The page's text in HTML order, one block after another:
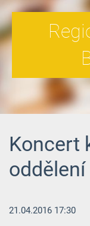
Koncert
21.04.2016 17:30